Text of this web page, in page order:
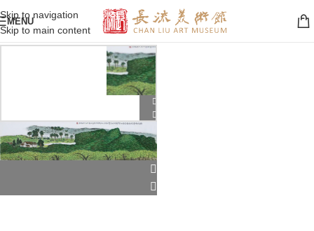
Skip to navigation
Skip to main content
MENU